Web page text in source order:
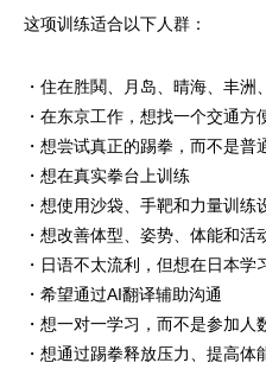
这项训练适合以下人群：
・住在胜鬨、月岛、晴海、丰洲
・在东京工作，想找一个交通方
・想尝试真正的踢拳，而不是普
・想在真实拳台上训练
・想使用沙袋、手靶和力量训练
・想改善体型、姿势、体能和活
・日语不太流利，但想在日本学
・希望通过AI翻译辅助沟通
・想一对一学习，而不是参加人
・想通过踢拳释放压力、提高体